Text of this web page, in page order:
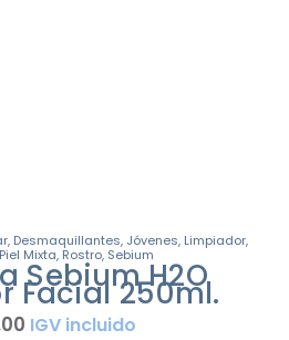
, Desmaquillantes, Jóvenes, Limpiador,
Piel Mixta, Rostro, Sebium
Sebium H2O
Facial 250ml.
00 IGV incluido